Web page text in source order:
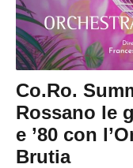
Co.Ro.
Rossano le
e ’80 con
Brutia